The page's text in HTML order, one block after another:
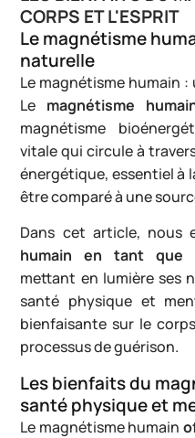
CORPS ET L'ESPRIT
Le magnétisme
naturelle
Le magnétisme humain
Le magnétisme
magnétisme
vitale qui circule à
énergétique, essentiel à
être comparé à une
Dans cet article, nous
humain en tant que
mettant en lumière ses
santé physique et
bienfaisante sur le
processus de guérison.
Les bienfaits du
santé physique et
Le magnétisme humain